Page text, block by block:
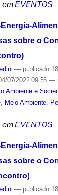
em EVENTOS
Energia-
sobre o
— publicado
07/2022 09:55 —
Ambiente e
, Meio Ambiente,
em EVENTOS
Energia-
sobre o
— publicado